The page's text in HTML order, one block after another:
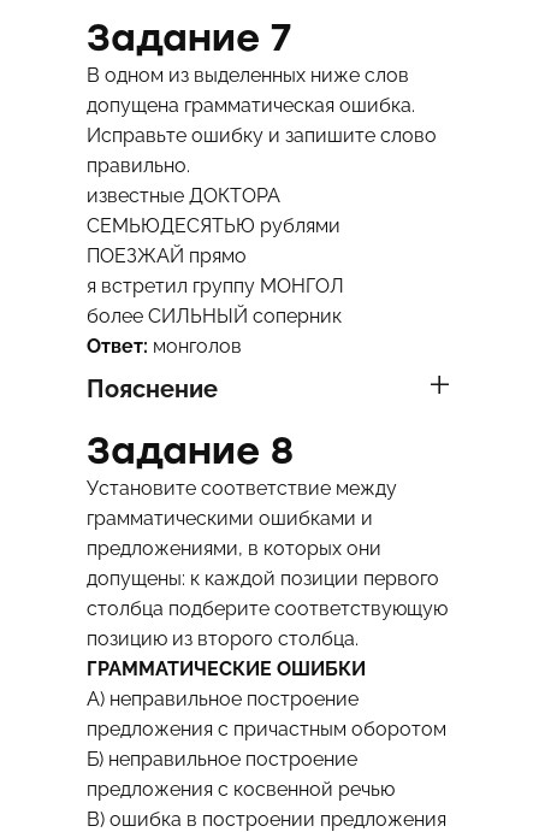
Задание 7
В одном из выделенных ниже слов
допущена грамматическая ошибка.
Исправьте ошибку и запишите слово
правильно.
известные ДОКТОРА
СЕМЬЮДЕСЯТЬЮ рублями
ПОЕЗЖАЙ прямо
я встретил группу МОНГОЛ
более СИЛЬНЫЙ соперник
Ответ: монголов
Пояснение
Задание 8
Установите соответствие между
грамматическими ошибками и
предложениями, в которых они
допущены: к каждой позиции первого
столбца подберите соответствующую
позицию из второго столбца.
ГРАММАТИЧЕСКИЕ ОШИБКИ
A) неправильное построение
предложения с причастным оборотом
Б) неправильное построение
предложения с косвенной речью
В) ошибка в построении предложения